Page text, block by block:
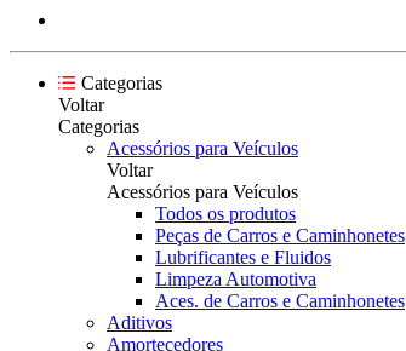
Categorias
Voltar
Categorias
Acessórios para Veículos
Voltar
Acessórios para Veículos
Todos os produtos
Peças de Carros e Caminhonetes
Lubrificantes e Fluidos
Limpeza Automotiva
Aces. de Carros e Caminhonetes
Aditivos
Amortecedores